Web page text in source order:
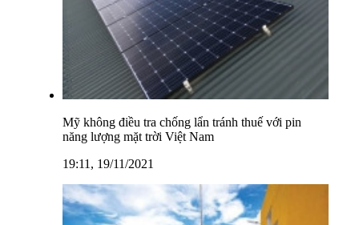
Mỹ không điều tra chống lẩn tránh thuế với pin
năng lượng mặt trời Việt Nam
19:11, 19/11/2021